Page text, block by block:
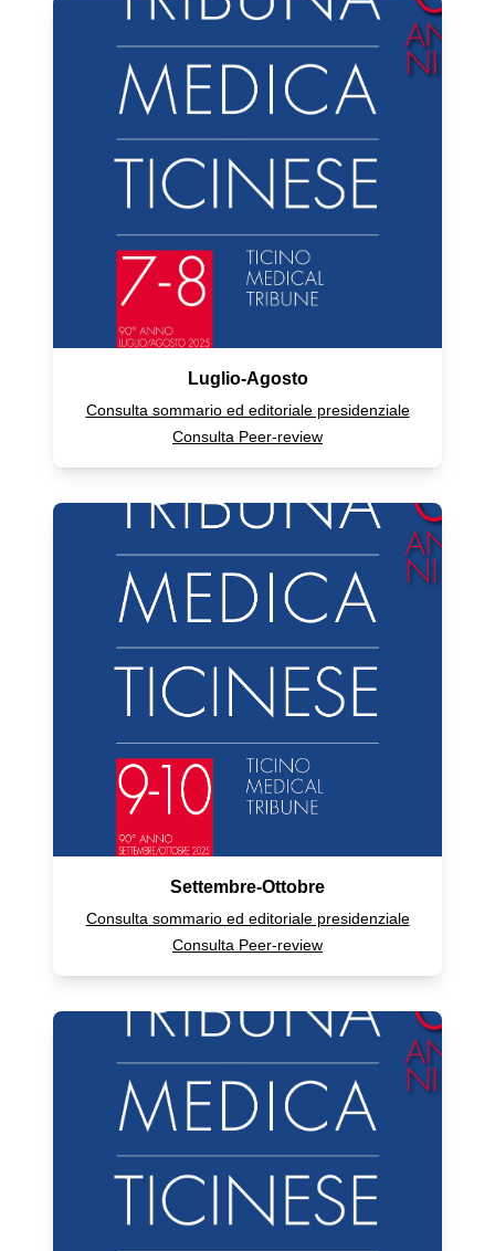
Luglio-Agosto
Consulta sommario ed editoriale presidenziale
Consulta Peer-review
Settembre-Ottobre
Consulta sommario ed editoriale presidenziale
Consulta Peer-review